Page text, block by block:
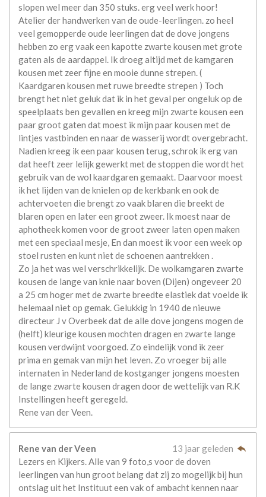
slopen wel meer dan 350 stuks. erg veel werk hoor!
Atelier der handwerken van de oude-leerlingen. zo heel
veel gemopperde oude leerlingen dat de dove jongens
hebben zo erg vaak een kapotte zwarte kousen met grote
gaten als de aardappel. Ik droeg altijd met de kamgaren
kousen met zeer fijne en mooie dunne strepen. (
Kaardgaren kousen met ruwe breedte strepen ) Toch
brengt het niet geluk dat ik in het geval per ongeluk op de
speelplaats ben gevallen en kreeg mijn zwarte kousen een
paar groot gaten dat moest ik mijn paar kousen met de
lintjes vastbinden en naar de wasserij wordt overgebracht.
Nadien kreeg ik een paar kousen terug, schrok ik erg van
dat heeft zeer lelijk gewerkt met de stoppen die wordt het
gebruik van de wol kaardgaren gemaakt. Daarvoor moest
ik het lijden van de knielen op de kerkbank en ook de
achtervoeten die brengt zo vaak blaren die breekt de
blaren open en later een groot zweer. Ik moest naar de
aphotheek komen voor de groot zweer laten open maken
met een speciaal mesje, En dan moest ik voor een week op
stoel rusten en kunt niet de schoenen aantrekken .
Zo ja het was wel verschrikkelijk. De wolkamgaren zwarte
kousen de lange van knie naar boven (Dijen) ongeveer 20
a 25 cm hoger met de zwarte breedte elastiek dat voelde ik
helemaal niet op gemak. Gelukkig in 1940 de nieuwe
directeur J v Overbeek dat de alle dove jongens mogen de
(helft) kleurige kousen mochten dragen en zwarte lange
kousen verdwijnt voorgoed. Zo eindelijk vond ik zeer
prima en gemak van mijn het leven. Zo vroeger bij alle
internaten in Nederland de kostganger jongens moesten
de lange zwarte kousen dragen door de wettelijk van R.K
Instellingen heeft geregeld.
Rene van der Veen.
Rene van der Veen
13 jaar geleden
Lezers en Kijkers. Alle van 9 foto,s voor de doven
leerlingen van hun groot belang dat zij zo mogelijk bij hun
ontslag uit het Instituut een vak of ambacht kennen naar